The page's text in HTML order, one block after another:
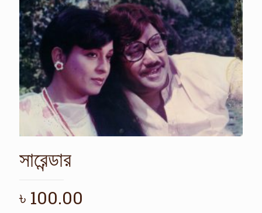
সারেন্ডার
৳ 100.00